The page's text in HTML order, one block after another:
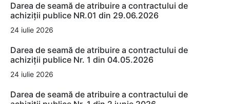
Darea de seamă de atribuire a contractului de
achiziții publice NR.01 din 29.06.2026
24 iulie 2026
Darea de seamă de atribuire a contractului de
achiziții publice Nr. 1 din 04.05.2026
24 iulie 2026
Darea de seamă de atribuire a contractului de